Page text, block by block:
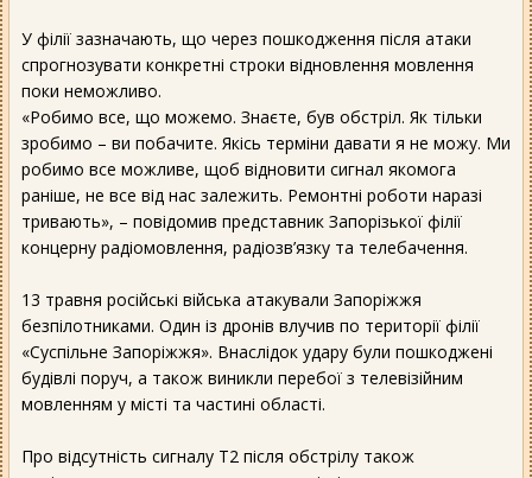
У філії зазначають, що через пошкодження після атаки
спрогнозувати конкретні строки відновлення мовлення
поки неможливо.
«Робимо все, що можемо. Знаєте, був обстріл. Як тільки
зробимо – ви побачите. Якісь терміни давати я не можу. Ми
робимо все можливе, щоб відновити сигнал якомога
раніше, не все від нас залежить. Ремонтні роботи наразі
тривають», – повідомив представник Запорізької філії
концерну радіомовлення, радіозв’язку та телебачення.
13 травня російські війська атакували Запоріжжя
безпілотниками. Один із дронів влучив по території філії
«Суспільне Запоріжжя». Внаслідок удару були пошкоджені
будівлі поруч, а також виникли перебої з телевізійним
мовленням у місті та частині області.
Про відсутність сигналу Т2 після обстрілу також